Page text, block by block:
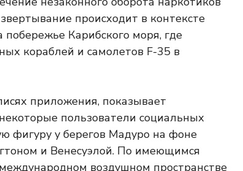
происходит в контексте
Карибского моря, где
кораблей и самолетов F-35 в
приложения, показывает
пользователи социальных
фигуру у берегов Мадуро на фоне
и Венесуэлой. По имеющимся
воздушном пространстве